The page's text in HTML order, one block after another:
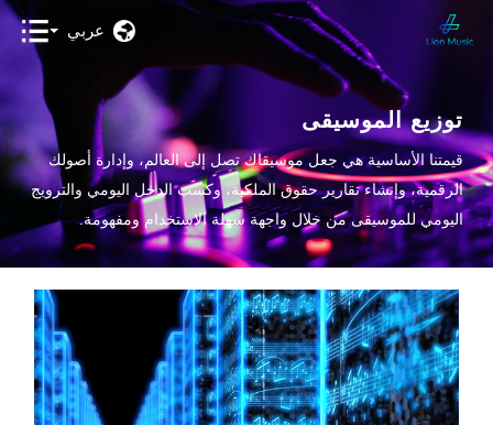
عربي
توزيع الموسيقى
قيمتنا الأساسية هي جعل موسيقاك تصل إلى العالم، وإدارة أصولك
الرقمية، وإنشاء تقارير حقوق الملكية، وكسب الدخل اليومي والترويج
اليومي للموسيقى من خلال واجهة سهلة الاستخدام ومفهومة.